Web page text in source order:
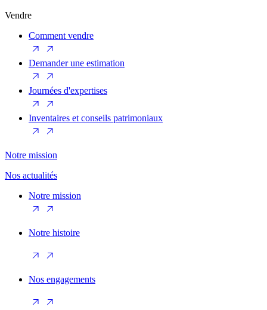
Vendre
Comment vendre
Demander une estimation
Journées d'expertises
Inventaires et conseils patrimoniaux
Notre mission
Nos actualités
Notre mission
Notre histoire
Nos engagements